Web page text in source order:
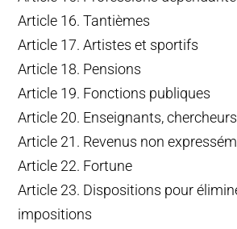
Article 16. Tantièmes
Article 17. Artistes et sportifs
Article 18. Pensions
Article 19. Fonctions publiques
Article 20. Enseignants,
Article 21. Revenus non
Article 22. Fortune
Article 23. Dispositions pour
impositions